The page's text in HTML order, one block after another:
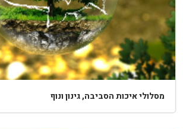
איכות הסביבה, גינון ונוף